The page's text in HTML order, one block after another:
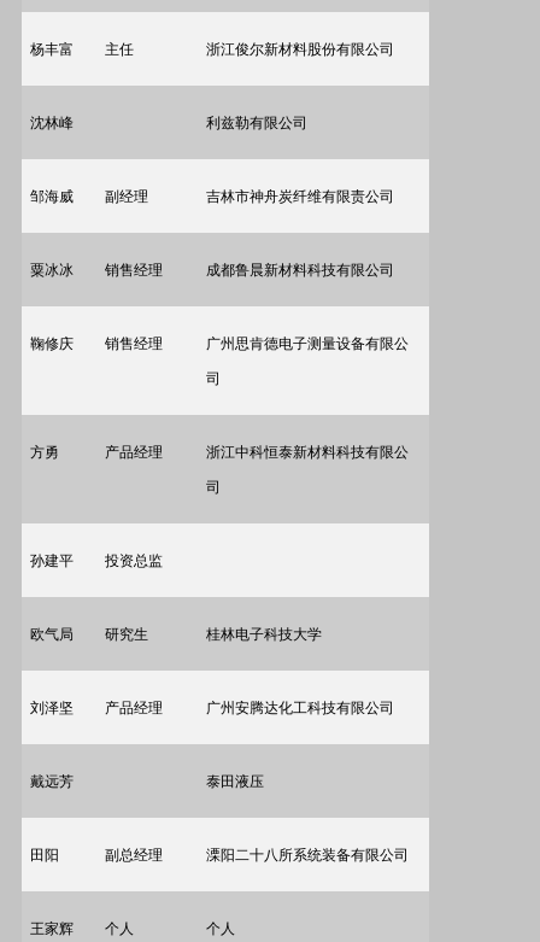
杨丰富 主任 浙江俊尔新材料股份有限公司
沈林峰 利兹勒有限公司
邹海威 副经理 吉林市神舟炭纤维有限责公司
粟冰冰 销售经理 成都鲁晨新材料科技有限公司
鞠修庆 销售经理 广州思肯德电子测量设备有限公
司
方勇 产品经理 浙江中科恒泰新材料科技有限公
司
孙建平 投资总监
欧气局 研究生 桂林电子科技大学
刘泽坚 产品经理 广州安腾达化工科技有限公司
戴远芳 泰田液压
田阳 副总经理 溧阳二十八所系统装备有限公司
王家辉 个人 个人